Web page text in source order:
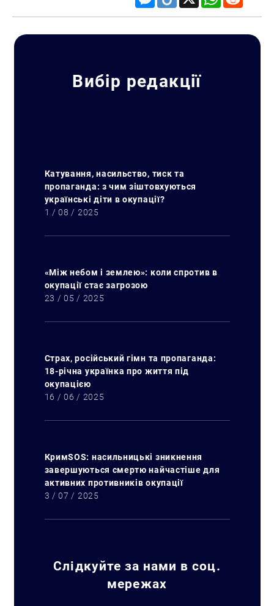
Вибір редакції
Катування, насильство, тиск та
пропаганда: з чим зіштовхуються
українські діти в окупації?
1 / 08 / 2025
«Між небом і землею»: коли спротив в
окупації стає загрозою
23 / 05 / 2025
Страх, російський гімн та пропаганда:
18-річна українка про життя під
окупацією
16 / 06 / 2025
КримSOS: насильницькі зникнення
завершуються смертю найчастіше для
активних противників окупації
3 / 07 / 2025
Слідкуйте за нами в соц.
мережах